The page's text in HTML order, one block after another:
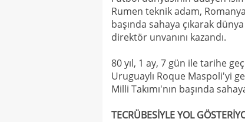
Rumen teknik adam,
başında sahaya çıkarak
direktör unvanını kazandı.
80 yıl, 1 ay, 7 gün ile tarihe
Uruguaylı Roque Maspoli'yi
Milli Takımı'nın başında
TECRÜBESİYLE YOL